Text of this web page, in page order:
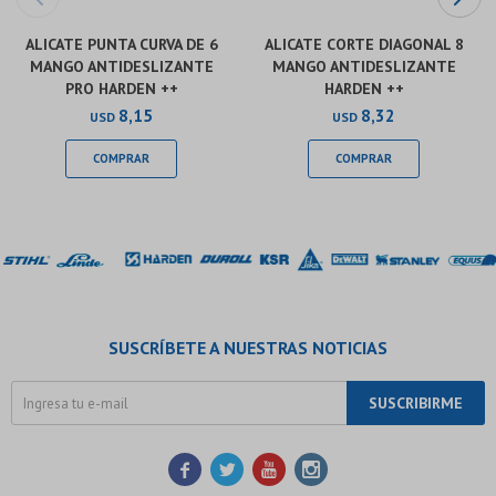
ALICATE PUNTA CURVA DE 6
MANGO ANTIDESLIZANTE
PRO HARDEN ++
USD 8,15
ALICATE CORTE DIAGONAL 8
MANGO ANTIDESLIZANTE
HARDEN ++
USD 8,32
SUSCRÍBETE A NUESTRAS NOTICIAS
SUSCRIBIRME
   